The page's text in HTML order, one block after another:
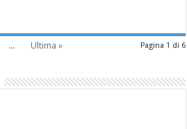
Pagina 1 di 6
... Ultima »